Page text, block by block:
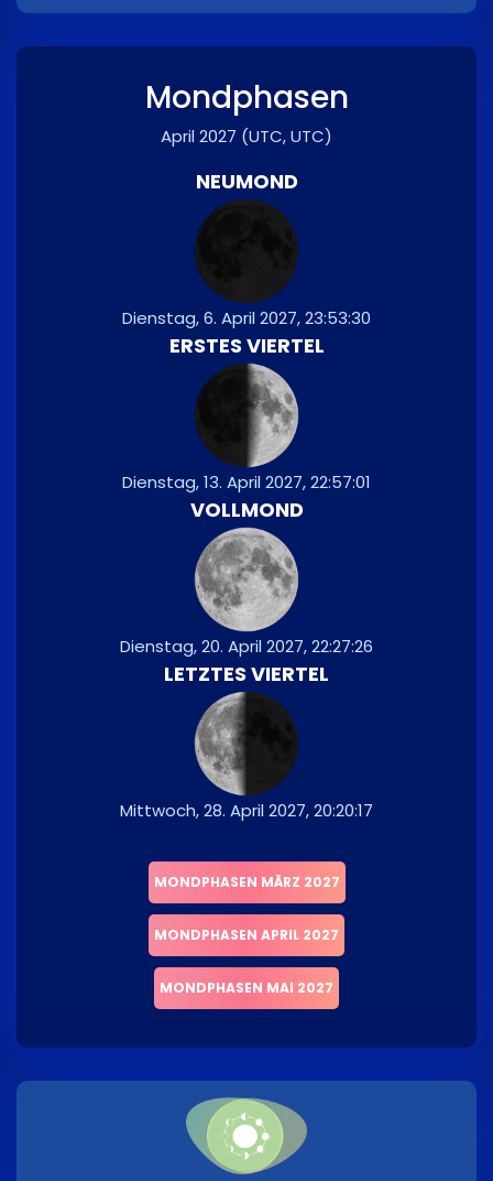
Mondphasen
April 2027 (UTC, UTC)
NEUMOND
Dienstag, 6. April 2027, 23:53:30
ERSTES VIERTEL
Dienstag, 13. April 2027, 22:57:01
VOLLMOND
Dienstag, 20. April 2027, 22:27:26
LETZTES VIERTEL
Mittwoch, 28. April 2027, 20:20:17
MONDPHASEN MÄRZ 2027
MONDPHASEN APRIL 2027
MONDPHASEN MAI 2027